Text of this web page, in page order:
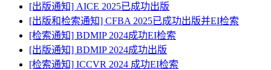
[出版通知] AICE 2025已成功出版
[出版和检索通知] CFBA 2025已成功出版并EI检索
[检索通知] BDMIP 2024成功EI检索
[出版通知] BDMIP 2024成功出版
[检索通知] ICCVR 2024 成功EI检索